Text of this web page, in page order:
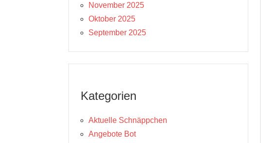
November 2025
Oktober 2025
September 2025
Kategorien
Aktuelle Schnäppchen
Angebote Bot